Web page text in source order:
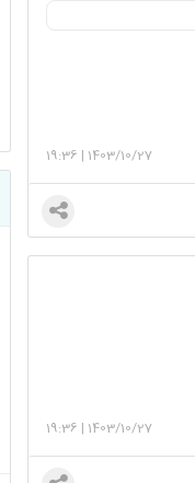
1403/10/27
|
19:36
1403/10/27
|
19:36